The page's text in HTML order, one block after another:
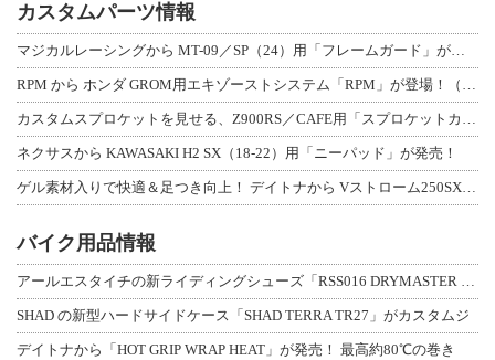
カスタムパーツ情報
マジカルレーシングから MT-09／SP（24）用「フレームガード」が登場！
RPM から ホンダ GROM用エキゾーストシステム「RPM」が登場！（動画あり
カスタムスプロケットを見せる、Z900RS／CAFE用「スプロケットカバーフルキ
ネクサスから KAWASAKI H2 SX（18-22）用「ニーパッド」が発売！
ゲル素材入りで快適＆足つき向上！ デイトナから Vストローム250SX用「快適ロ
バイク用品情報
アールエスタイチの新ライディングシューズ「RSS016 DRYMASTER スト
SHAD の新型ハードサイドケース「SHAD TERRA TR27」がカスタムジ
デイトナから「HOT GRIP WRAP HEAT」が発売！ 最高約80℃の巻き